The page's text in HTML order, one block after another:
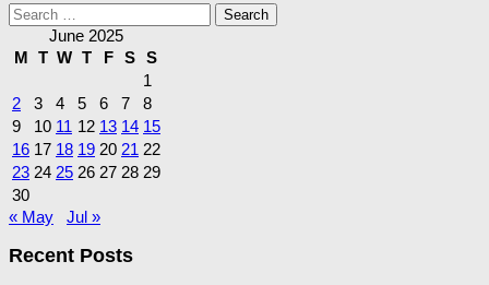
Search
for:
June 2025
M T W T F S S
1
2
3 4 5 6 7
8
9
10 11 12 13 14 15
16 17 18 19 20 21 22
23 24 25 26 27 28 29
30
« May
Jul »
Recent Posts